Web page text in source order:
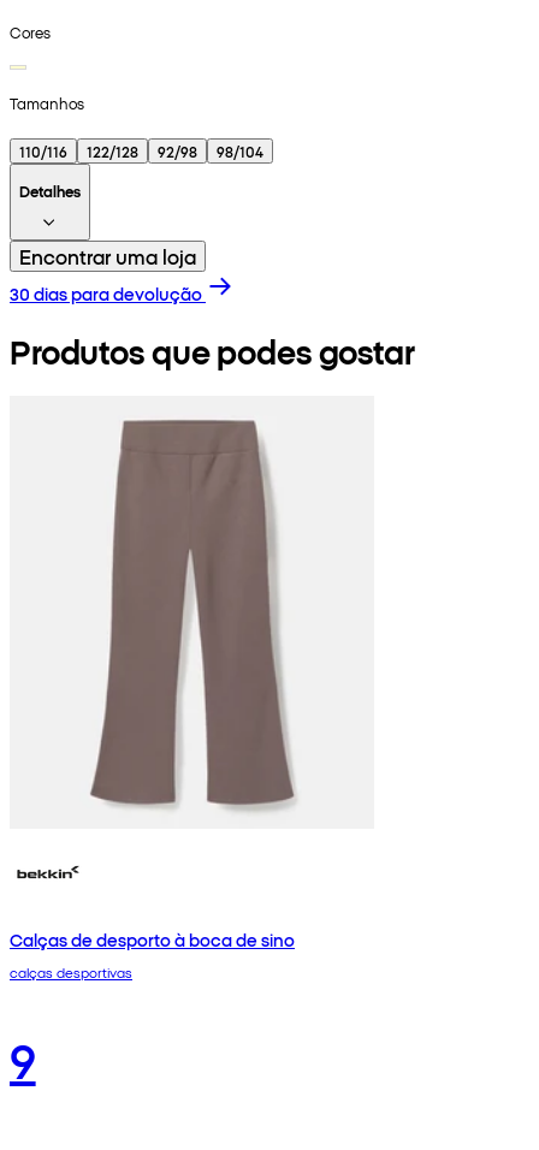
Cores
Tamanhos
110/116 122/128 92/98
98/104
Detalhes
Encontrar uma loja
30 dias para devolução
Produtos que podes gostar
Calças de desporto à boca de sino
calças desportivas
9